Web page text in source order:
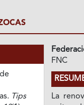
Tips
FNC
La